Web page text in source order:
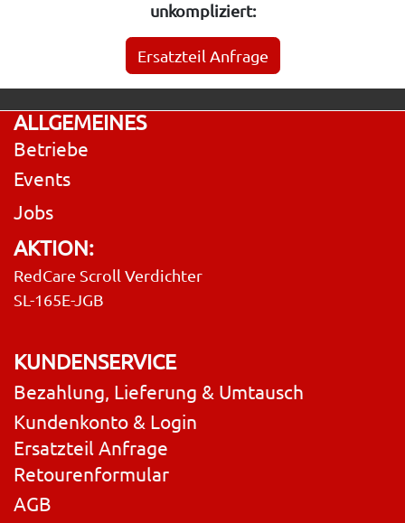
unkompliziert:
Ersatzteil Anfrage
ALLGEMEINES
Betriebe
Events
Jobs
AKTION:
RedCare Scroll Verdichter
SL-165E-JGB
KUNDENSERVICE
Bezahlung, Lieferung & Umtausch
Kundenkonto & Login
Ersatzteil Anfrage
Retourenformular
AGB